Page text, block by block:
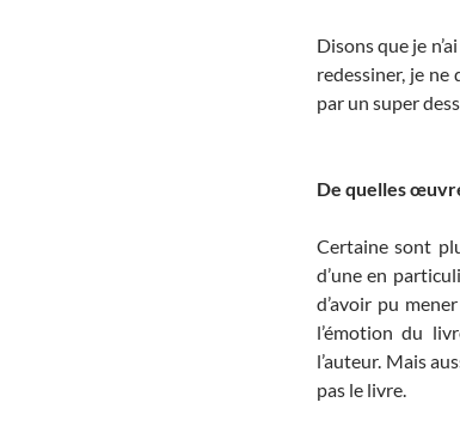
Disons que je
redessiner, je ne
par un super
De quelles
Certaine sont
d’une en
d’avoir pu
l’émotion du
l’auteur. Mais
pas le livre.